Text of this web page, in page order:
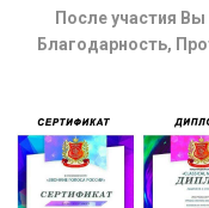
После участия
Благодарность,